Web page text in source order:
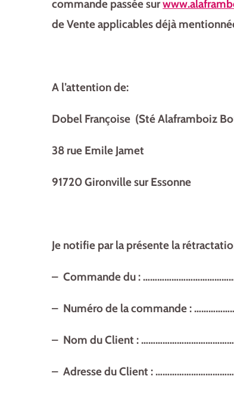
commande passée sur
de Vente applicables déjà
A l’attention de:
Dobel Françoise (Sté Alaframboiz
38 rue Emile Jamet
91720 Gironville sur Essonne
Je notifie par la présente la
– Commande du :
– Numéro de la commande :
– Nom du Client :
– Adresse du Client :